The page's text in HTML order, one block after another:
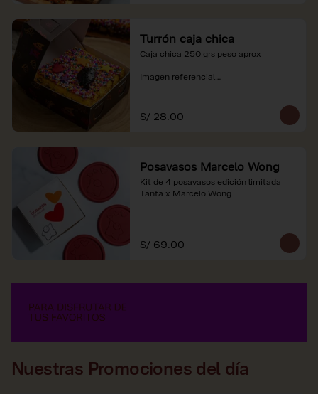
Turrón caja chica
Caja chica 250 grs peso aprox
Imagen referencial
soles e incluyen impuestos de ley y
recargo al consumo.
S/ 28.00
Posavasos Marcelo Wong
Kit de 4 posavasos edición limitada
Tanta x Marcelo Wong
S/ 69.00
Nuestras Promociones del día